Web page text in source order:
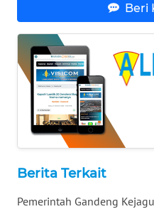
Beri
Berita Terkait
Pemerintah Gandeng
KALTARA
WN
KALSEL
WN
KALTIM
WN
SULSEL